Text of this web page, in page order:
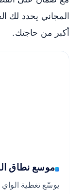
المجاني يحدد لك
أكبر من حاجتك.
موسع نطاق
يوسّع تغطية